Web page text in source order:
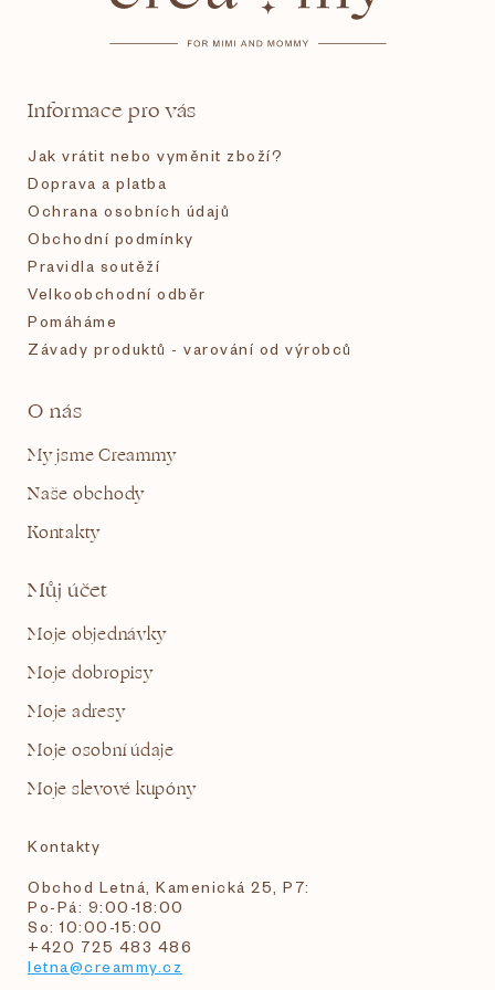
Informace pro vás
Jak vrátit nebo vyměnit zboží?
Doprava a platba
Ochrana osobních údajů
Obchodní podmínky
Pravidla soutěží
Velkoobchodní odběr
Pomáháme
Závady produktů - varování od výrobců
O nás
My jsme Creammy
Naše obchody
Kontakty
Můj účet
Moje objednávky
Moje dobropisy
Moje adresy
Moje osobní údaje
Moje slevové kupóny
Kontakty
Obchod Letná, Kamenická 25, P7:
Po-Pá: 9:00-18:00
So: 10:00-15:00
+420 725 483 486
letna@creammy.cz